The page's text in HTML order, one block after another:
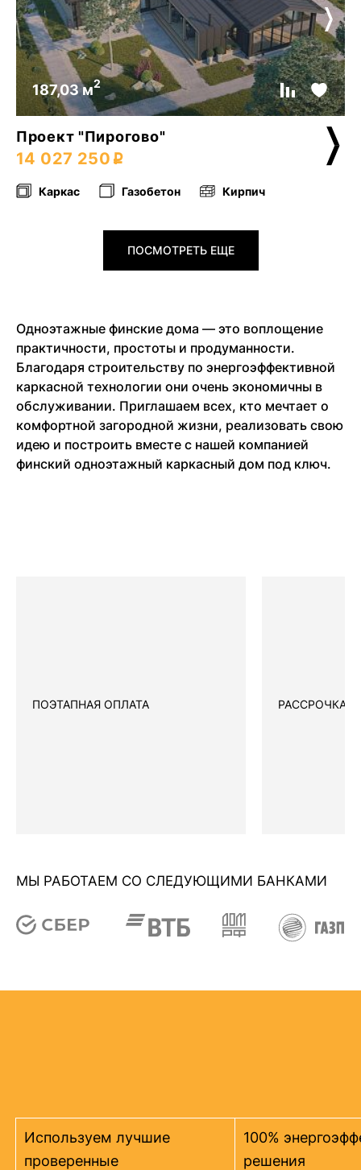
187,03 м2
Проект "Пирогово"
14 027 250
Каркас Газобетон Кирпич
ПОСМОТРЕТЬ ЕЩЕ
Одноэтажные финские дома — это воплощение
практичности, простоты и продуманности.
Благодаря строительству по энергоэффективной
каркасной технологии они очень экономичны в
обслуживании. Приглашаем всех, кто мечтает о
комфортной загородной жизни, реализовать свою
идею и построить вместе с нашей компанией
финский одноэтажный каркасный дом под ключ.
ПОЭТАПНАЯ ОПЛАТА РАССРОЧКА
МЫ РАБОТАЕМ СО СЛЕДУЮЩИМИ БАНКАМИ
Используем лучшие
проверенные
100%
решения